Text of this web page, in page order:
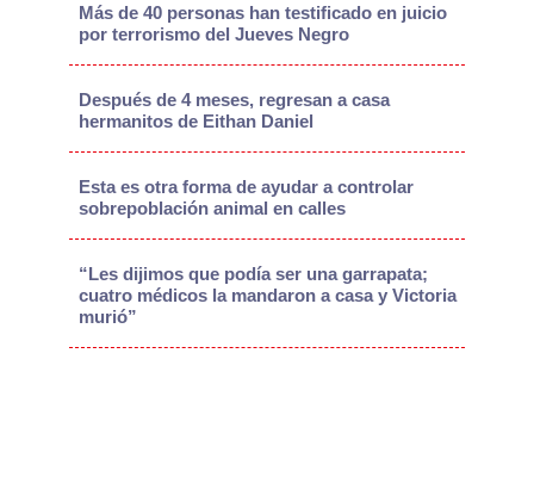
Más de 40 personas han testificado en juicio
por terrorismo del Jueves Negro
Después de 4 meses, regresan a casa
hermanitos de Eithan Daniel
Esta es otra forma de ayudar a controlar
sobrepoblación animal en calles
“Les dijimos que podía ser una garrapata;
cuatro médicos la mandaron a casa y Victoria
murió”